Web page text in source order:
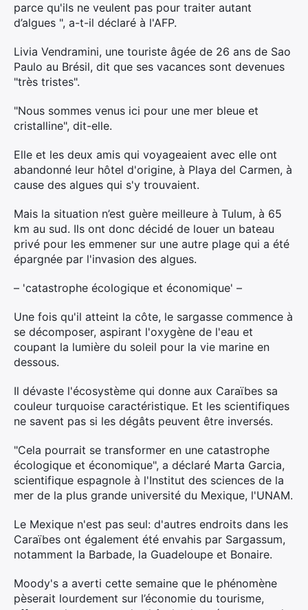
parce qu'ils ne veulent pas pour traiter autant
d’algues ", a-t-il déclaré à l'AFP.
Livia Vendramini, une touriste âgée de 26 ans de Sao
Paulo au Brésil, dit que ses vacances sont devenues
"très tristes".
"Nous sommes venus ici pour une mer bleue et
cristalline", dit-elle.
Elle et les deux amis qui voyageaient avec elle ont
abandonné leur hôtel d'origine, à Playa del Carmen, à
cause des algues qui s'y trouvaient.
Mais la situation n’est guère meilleure à Tulum, à 65
km au sud. Ils ont donc décidé de louer un bateau
privé pour les emmener sur une autre plage qui a été
épargnée par l'invasion des algues.
– 'catastrophe écologique et économique' –
Une fois qu'il atteint la côte, le sargasse commence à
se décomposer, aspirant l'oxygène de l'eau et
coupant la lumière du soleil pour la vie marine en
dessous.
Il dévaste l'écosystème qui donne aux Caraïbes sa
couleur turquoise caractéristique. Et les scientifiques
ne savent pas si les dégâts peuvent être inversés.
"Cela pourrait se transformer en une catastrophe
écologique et économique", a déclaré Marta Garcia,
scientifique espagnole à l'Institut des sciences de la
mer de la plus grande université du Mexique, l'UNAM.
Le Mexique n'est pas seul: d'autres endroits dans les
Caraïbes ont également été envahis par Sargassum,
notamment la Barbade, la Guadeloupe et Bonaire.
Moody's a averti cette semaine que le phénomène
pèserait lourdement sur l’économie du tourisme,